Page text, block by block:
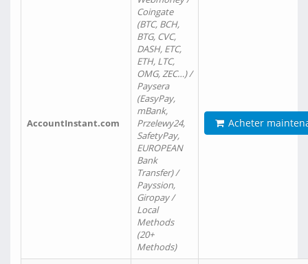
AccountInstant.com
Coingate
(BTC, BCH,
BTG, CVC,
DASH, ETC,
ETH, LTC,
OMG, ZEC…) /
Paysera
(EasyPay,
mBank,
Przelewy24,
SafetyPay,
EUROPEAN
Bank
Transfer) /
Payssion,
Giropay /
Local
Methods
(20+
Methods)
Acheter